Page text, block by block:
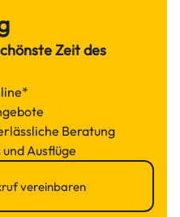
Zeit des
Beratung
Ausflüge
vereinbaren